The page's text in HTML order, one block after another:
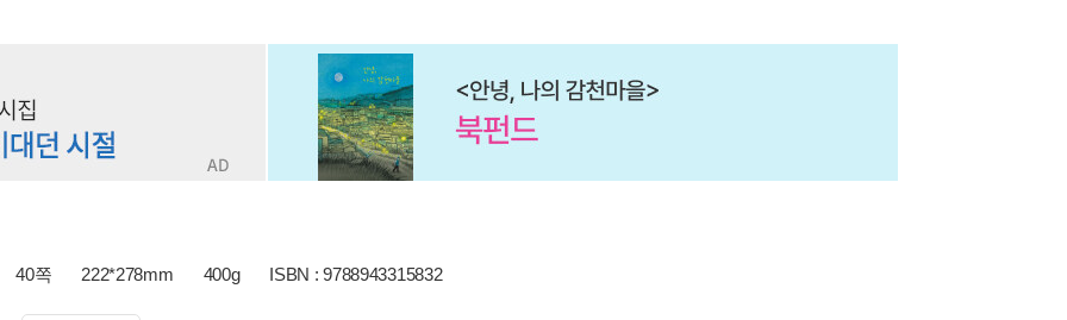
40쪽 222*278mm 400g ISBN : 9788943315832